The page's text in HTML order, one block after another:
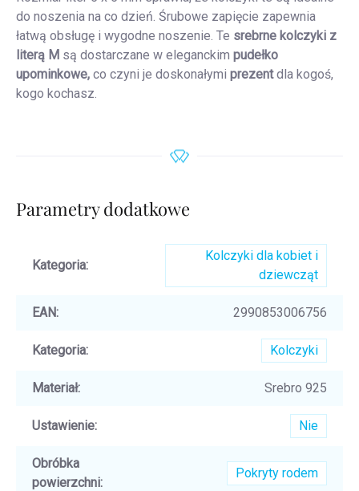
do noszenia na co dzień. Śrubowe zapięcie zapewnia
łatwą obsługę i wygodne noszenie. Te srebrne kolczyki z
literą M są dostarczane w eleganckim pudełko
upominkowe, co czyni je doskonałymi prezent dla kogoś,
kogo kochasz.
Parametry dodatkowe
Kategoria:
Kolczyki dla kobiet i
dziewcząt
EAN: 2990853006756
Kategoria: Kolczyki
Materiał: Srebro 925
Ustawienie: Nie
Obróbka
powierzchni:
Pokryty rodem